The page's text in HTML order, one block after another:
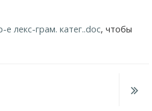
лекс-грам. катег..doc, чтобы